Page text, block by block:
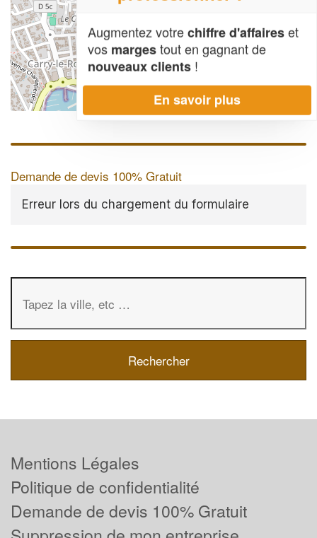
| Map data ©OpenStreetMap contributors,
Demande de devis 100% Gratuit
Erreur lors du chargement du formulaire
Augmentez votrechiffre d'affaireset
vos margestout en gagnant de
nouveaux clients !
En savoir plus
Mentions Légales
Politique de confidentialité
Demande de devis 100% Gratuit